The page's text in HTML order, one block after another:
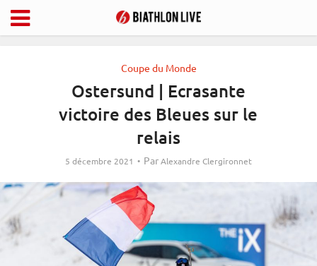
Coupe du Monde
Ostersund | Ecrasante
victoire des Bleues sur le
relais
5 décembre 2021 ParAlexandre Clergironnet